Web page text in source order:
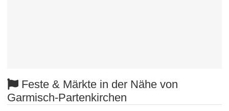
Feste & Märkte in der Nähe von
Garmisch-Partenkirchen